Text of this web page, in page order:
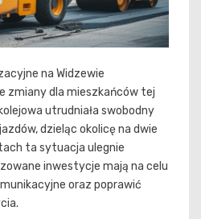
na Widzewie
zmiany dla mieszkańców tej
utrudniała swobodny
dzieląc okolicę na dwie
ta sytuacja ulegnie
inwestycje mają na celu
oraz poprawić